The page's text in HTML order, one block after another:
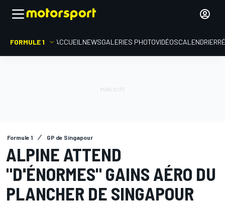
FORMULE 1 ACCUEIL NEWSGALERIES PHOTOVIDÉOSCALENDRIER
Formule 1 GP de Singapour
ALPINE ATTEND
"D'ÉNORMES" GAINS AÉRO DU
PLANCHER DE SINGAPOUR